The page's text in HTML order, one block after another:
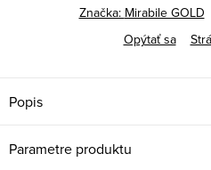
Značka: Mirabile GOLD
Opýtať sa
Popis
Parametre produktu